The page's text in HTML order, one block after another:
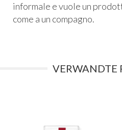
informale e vuole un
come a un compagno.
VERWANDTE